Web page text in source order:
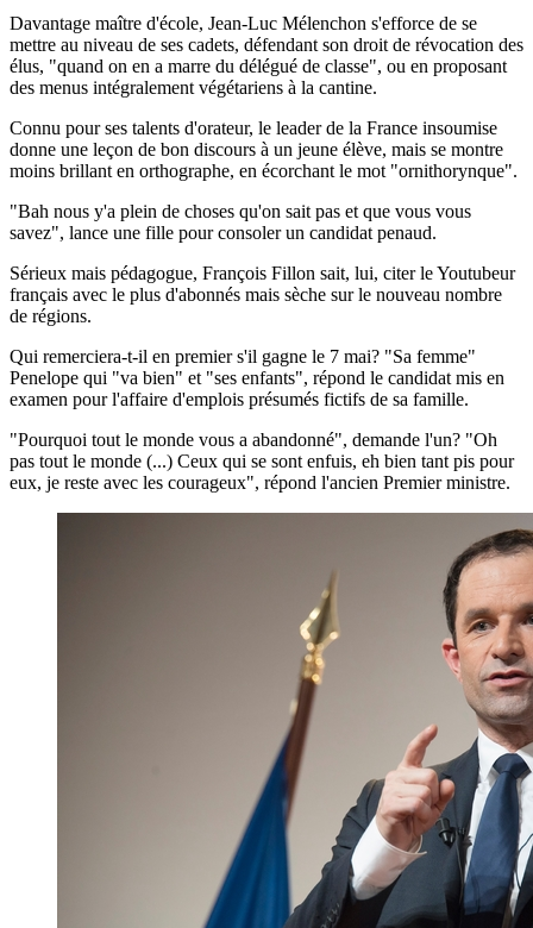
Davantage maître d'école, Jean-Luc Mélenchon s'efforce de se
mettre au niveau de ses cadets, défendant son droit de révocation des
élus, "quand on en a marre du délégué de classe", ou en proposant
des menus intégralement végétariens à la cantine.
Connu pour ses talents d'orateur, le leader de la France insoumise
donne une leçon de bon discours à un jeune élève, mais se montre
moins brillant en orthographe, en écorchant le mot "ornithorynque".
"Bah nous y'a plein de choses qu'on sait pas et que vous vous
savez", lance une fille pour consoler un candidat penaud.
Sérieux mais pédagogue, François Fillon sait, lui, citer le Youtubeur
français avec le plus d'abonnés mais sèche sur le nouveau nombre
de régions.
Qui remerciera-t-il en premier s'il gagne le 7 mai? "Sa femme"
Penelope qui "va bien" et "ses enfants", répond le candidat mis en
examen pour l'affaire d'emplois présumés fictifs de sa famille.
"Pourquoi tout le monde vous a abandonné", demande l'un? "Oh
pas tout le monde (...) Ceux qui se sont enfuis, eh bien tant pis pour
eux, je reste avec les courageux", répond l'ancien Premier ministre.